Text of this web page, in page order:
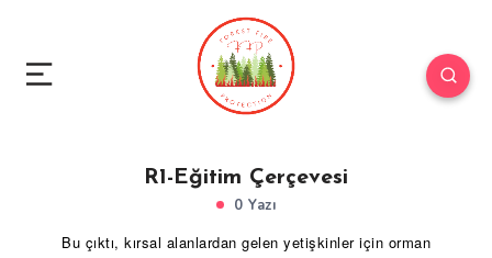
R1-Eğitim Çerçevesi
0 Yazı
Bu çıktı, kırsal alanlardan gelen yetişkinler için orman